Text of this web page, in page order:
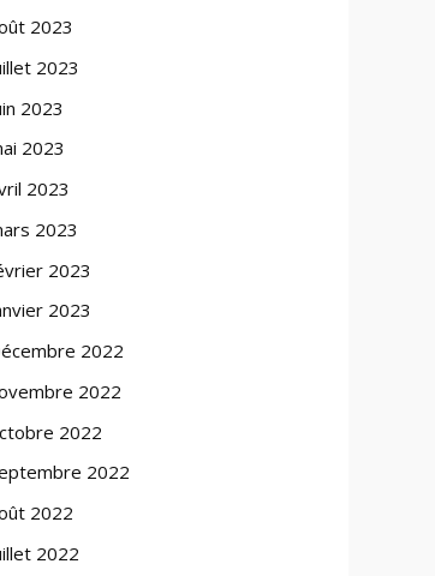
2023
2023
2023
2023
2023
2023
2023
2023
2022
2022
2022
2022
2022
2022